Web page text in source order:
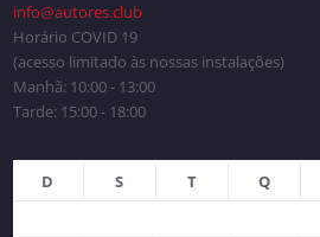
info@autores.club
Horário COVID 19
(acesso limitado às nossas instalações)
Manhã: 10:00 - 13:00
Tarde: 15:00 - 18:00
D S T Q